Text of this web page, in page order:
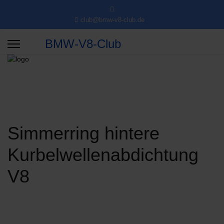
club@bmw-v8-club.de
BMW-V8-Club
Simmerring hintere
Kurbelwellenabdichtung
V8